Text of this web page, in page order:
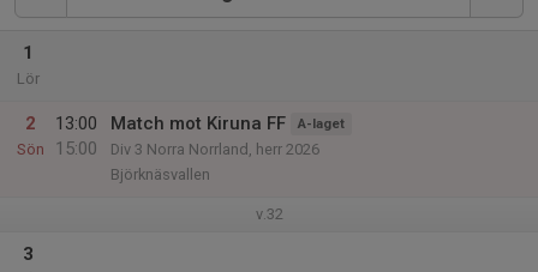
1
Lör
2
Sön
13:00
15:00
Match mot Kiruna FF A-laget
Div 3 Norra Norrland, herr 2026
Björknäsvallen
v.32
3